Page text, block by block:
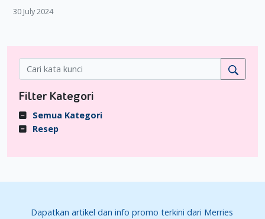
30 July 2024
Filter Kategori
Semua Kategori
Resep
Dapatkan artikel dan info promo terkini dari Merries